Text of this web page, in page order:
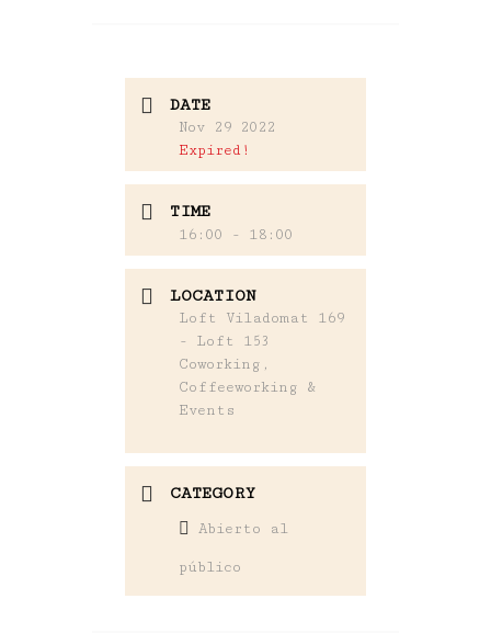
DATE
Nov 29 2022
Expired!
TIME
16:00 - 18:00
LOCATION
Loft Viladomat 169
- Loft 153
Coworking,
Coffeeworking &
Events
CATEGORY
Abierto al
público